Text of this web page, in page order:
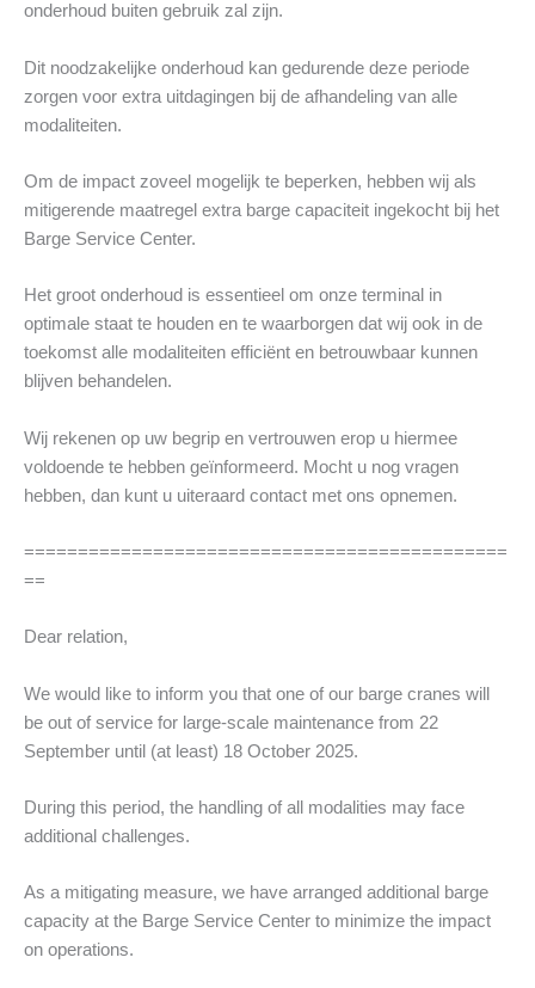
onderhoud buiten gebruik zal zijn.
Dit noodzakelijke onderhoud kan gedurende deze periode
zorgen voor extra uitdagingen bij de afhandeling van alle
modaliteiten.
Om de impact zoveel mogelijk te beperken, hebben wij als
mitigerende maatregel extra barge capaciteit ingekocht bij het
Barge Service Center.
Het groot onderhoud is essentieel om onze terminal in
optimale staat te houden en te waarborgen dat wij ook in de
toekomst alle modaliteiten efficiënt en betrouwbaar kunnen
blijven behandelen.
Wij rekenen op uw begrip en vertrouwen erop u hiermee
voldoende te hebben geïnformeerd. Mocht u nog vragen
hebben, dan kunt u uiteraard contact met ons opnemen.
=============================================
==
Dear relation,
We would like to inform you that one of our barge cranes will
be out of service for large-scale maintenance from 22
September until (at least) 18 October 2025.
During this period, the handling of all modalities may face
additional challenges.
As a mitigating measure, we have arranged additional barge
capacity at the Barge Service Center to minimize the impact
on operations.